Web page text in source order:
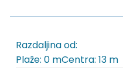
Razdaljina od:
Plaže: 0 mCentra: 13 m